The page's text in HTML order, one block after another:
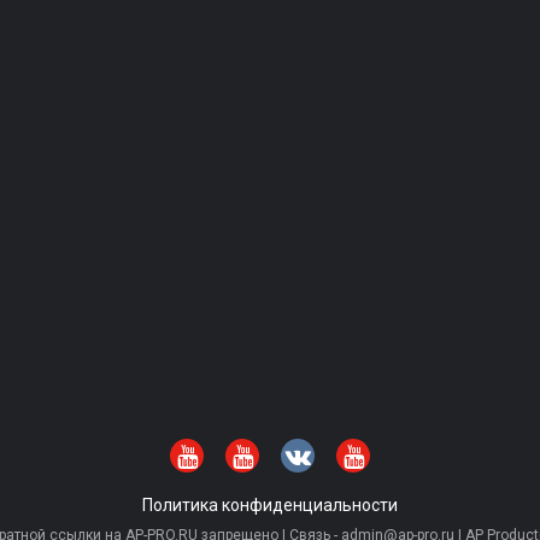
Политика конфиденциальности
ссылки на AP-PRO.RU запрещено | Связь - admin@ap-pro.ru | AP